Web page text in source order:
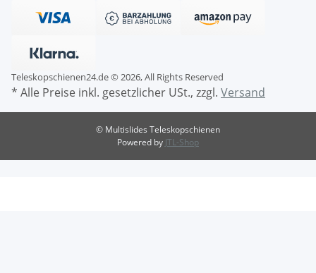
Teleskopschienen24.de © 2026, All Rights Reserved
* Alle Preise inkl. gesetzlicher USt., zzgl. Versand
© Multislides Teleskopschienen
Powered by JTL-Shop